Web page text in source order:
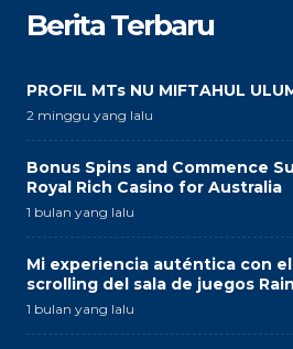
Berita Terbaru
PROFIL MTs NU MIFTAHUL
2 minggu yang lalu
Bonus Spins and Commence
Royal Rich Casino for Australia
1 bulan yang lalu
Mi experiencia auténtica con
scrolling del sala de juegos
1 bulan yang lalu